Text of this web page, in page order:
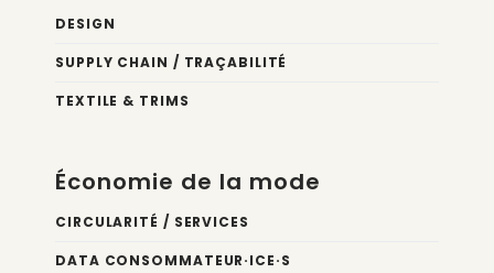
DESIGN
SUPPLY CHAIN / TRAÇABILITÉ
TEXTILE & TRIMS
Économie de la mode
CIRCULARITÉ / SERVICES
DATA CONSOMMATEUR·ICE·S